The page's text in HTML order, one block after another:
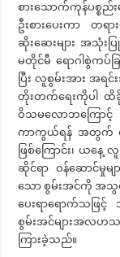
စားသောက်ကုန်ပစ္စည်
ဦးစားပေးကာ တရ
ဆိုးဆေးများ အသုံး
မတိုင်မီ ရောဂါစွဲကပ်ခ
ပြီး လူစွမ်းအား အရင်
တိုးတက်ရေးကိုပါ ထိခို
ဝိသမလောဘကြောင့်
ကာကွယ်ရန် အတွက် စား
ဖြစ်ကြောင်း၊ ယနေ့
ဆိုင်ရာ ဝန်ဆောင်မှုမျ
သော စွမ်းအင်ကို အသွင်ကူ
ပေးရာရောက်သဖြင့်
စွမ်းအင်များအလဟသ
ကြားခဲ့သည်။